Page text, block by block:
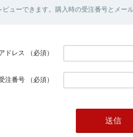
ューできます。購入時の受注番号とメー
ドレス （必須）
注番号 （必須）